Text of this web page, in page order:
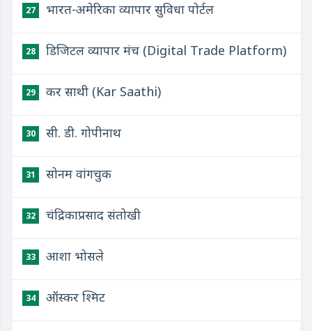
27 भारत-अमेरिका व्यापार सुविधा पोर्टल
28 डिजिटल व्यापार मंच (Digital Trade Platform)
29 कर साथी (Kar Saathi)
30 सी. डी. गोपीनाथ
31 सोनम वांगचुक
32 चंद्रिकाप्रसाद संतोखी
33 आशा भोसले
34 ऑस्कर श्मिट